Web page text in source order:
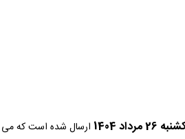
26 مرداد 1404
ارسال شده است که می